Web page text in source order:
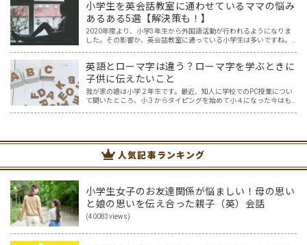
小学生を英会話教室に通わせているママの悩み
あるある5選【解決策も！】
2020年度より、小学3年生から外国語活動が行われるようになりま
した。その影響か、英会話教室に通っている小学生は多いですね。
英語とローマ字は違う？ローマ字を学ぶときに
子供に伝えたいこと
我が家の娘は小学２年生です。最近、知人に学校でのPC授業につい
て聞いたところ、小３からタイピングを始めて小４になった今はも
人気記事ランキング
小学生女子のお友達関係が悩ましい！母の思い
と娘の思いを伝え合った親子（英）会話
(40083views)